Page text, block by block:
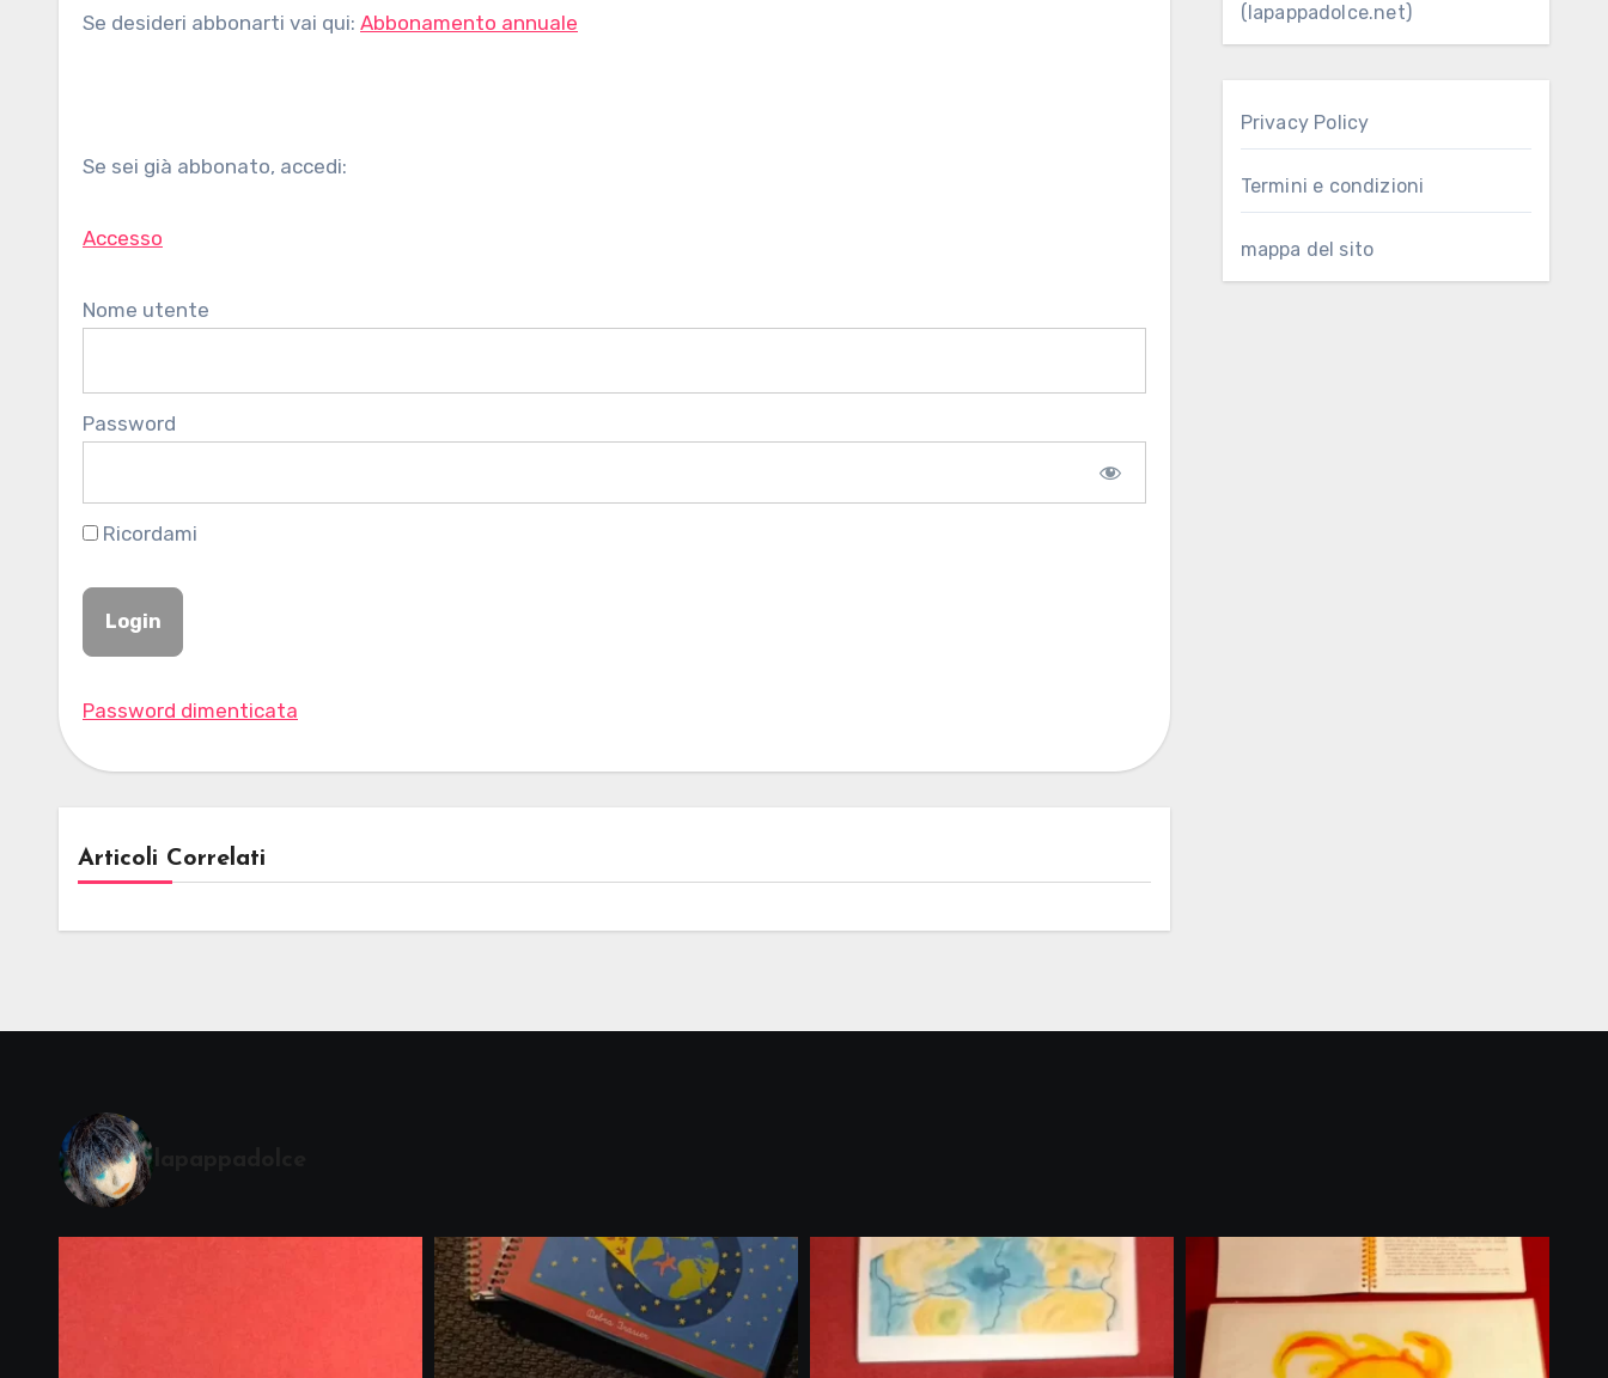
Se desideri abbonarti vai qui: Abbonamento annuale
Se sei già abbonato, accedi:
Accesso
Nome utente
Password
Ricordami
Password dimenticata
Articoli Correlati
(lapappadolce.net)
Privacy Policy
Termini e condizioni
mappa del sito